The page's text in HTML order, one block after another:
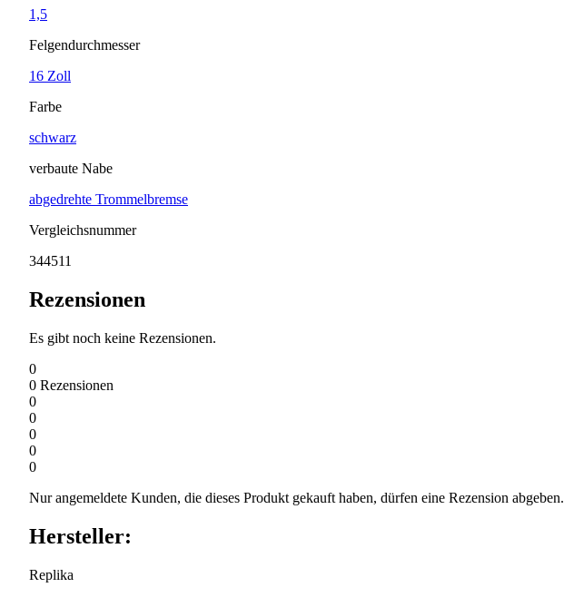
1,5
Felgendurchmesser
16 Zoll
Farbe
schwarz
verbaute Nabe
abgedrehte Trommelbremse
Vergleichsnummer
344511
Rezensionen
Es gibt noch keine Rezensionen.
0
0 Rezensionen
0
0
0
0
0
Nur angemeldete Kunden, die dieses Produkt gekauft haben, dürfen eine Rezension abgeben.
Hersteller:
Replika